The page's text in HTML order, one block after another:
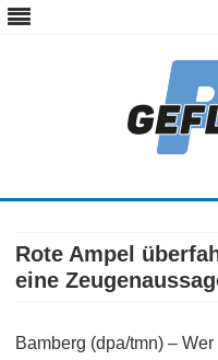
Rote Ampel
eine
Bamberg (dpa/tmn) –